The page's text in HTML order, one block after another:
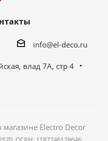
info@el-deco.ru
влад 7А, стр 4
Electro Decor